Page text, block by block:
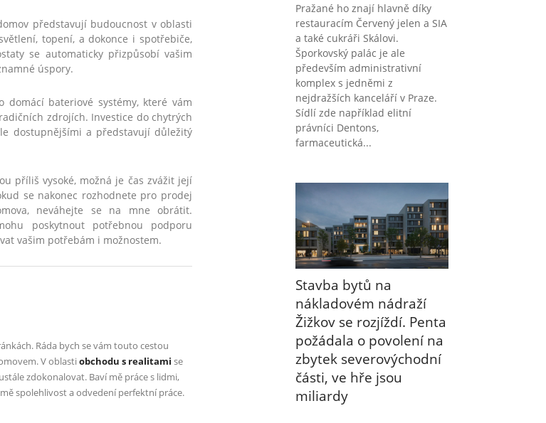
představují budoucnost v oblasti
topení, a dokonce i spotřebiče,
se automaticky přizpůsobí vašim
úspory.
bateriové systémy, které vám
zdrojích. Investice do chytrých
dostupnějšími a představují důležitý
příliš vysoké, možná je čas zvážit její
se nakonec rozhodnete pro prodej
neváhejte se na mne obrátit.
poskytnout potřebnou podporu
vašim potřebám i možnostem.
Ráda bych se vám touto cestou
V oblastiobchodu s realitami se
zdokonalovat. Baví mě práce s lidmi,
spolehlivost a odvedení perfektní práce.
Pražané ho znají hlavně díky
restauracím Červený jelen a SIA
a také cukráři Skálovi.
Šporkovský palác je ale
především administrativní
komplex s jedněmi z
nejdražších kanceláří v Praze.
Sídlí zde například elitní
právníci Dentons,
farmaceutická...
Stavba bytů na
nákladovém nádraží
Žižkov se rozjíždí. Penta
požádala o povolení na
zbytek severovýchodní
části, ve hře jsou
miliardy